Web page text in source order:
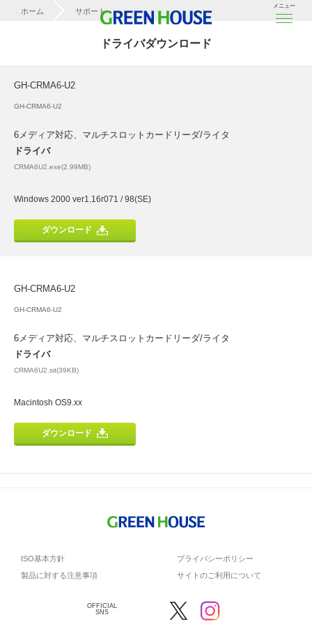
メニュー
ホーム サポート
ドライバダウンロード
GH-CRMA6-U2
GH-CRMA6-U2
6メディア対応、マルチスロットカードリーダ/ライタ
ドライバ
CRMA6U2.exe(2.99MB)
Windows 2000 ver1.16r071 / 98(SE)
ダウンロード
GH-CRMA6-U2
GH-CRMA6-U2
6メディア対応、マルチスロットカードリーダ/ライタ
ドライバ
CRMA6U2.sit(39KB)
Macintosh OS9.xx
ダウンロード
ISO基本方針
プライバシーポリシー
製品に対する注意事項
サイトのご利用について
OFFICIAL
SNS